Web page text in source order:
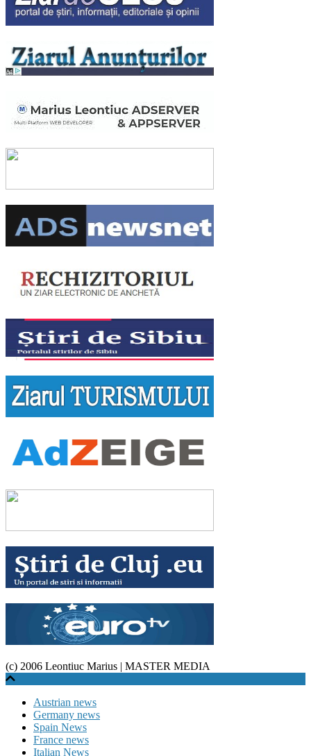
(c) 2006 Leontiuc Marius | MASTER MEDIA
Austrian news
Germany news
Spain News
France news
Italian News